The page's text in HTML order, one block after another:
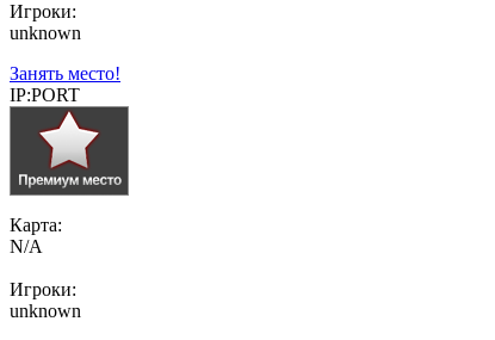
Игроки:
unknown
Занять место!
IP:PORT
Карта:
N/A
Игроки:
unknown